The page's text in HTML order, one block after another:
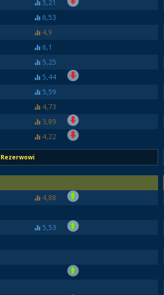
5,21
6,53
4,9
6,1
5,25
5,44
5,59
4,73
3,89
4,22
Rezerwowi
4,88
5,53